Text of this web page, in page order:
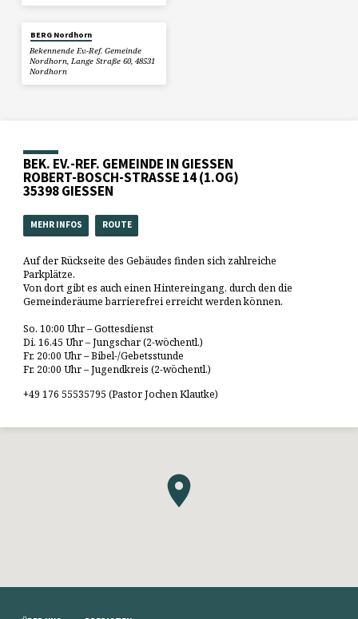
BERG Nordhorn
Bekennende Ev.-Ref. Gemeinde
Nordhorn, Lange Straße 60, 48531
Nordhorn
BEK. EV.-REF. GEMEINDE IN GIESSEN
ROBERT-BOSCH-STRASSE 14 (1.OG)
35398 GIESSEN
MEHR INFOS ROUTE
Auf der Rückseite des Gebäudes finden sich zahlreiche
Parkplätze.
Von dort gibt es auch einen Hintereingang, durch den die
Gemeinderäume barrierefrei erreicht werden können.
So. 10:00 Uhr – Gottesdienst
Di. 16.45 Uhr – Jungschar (2-wöchentl.)
Fr. 20:00 Uhr – Bibel-/Gebetsstunde
Fr. 20:00 Uhr – Jugendkreis (2-wöchentl.)
+49 176 55535795 (Pastor Jochen Klautke)